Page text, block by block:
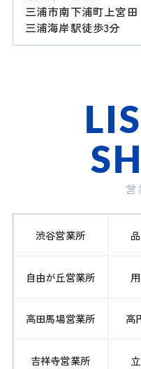
三浦市南下浦町上宮田
三浦海岸駅徒歩3分
営
渋谷営業所
自由が丘営業所
高田馬場営業所 高
吉祥寺営業所